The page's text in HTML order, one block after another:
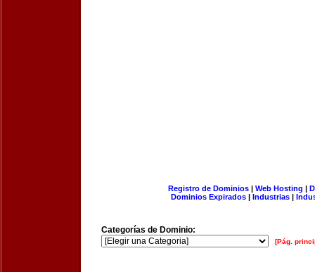
Registro de Dominios| Web Hosting |
Dominios Expirados | Industrias |
Categorías de Dominio:
[Pág.